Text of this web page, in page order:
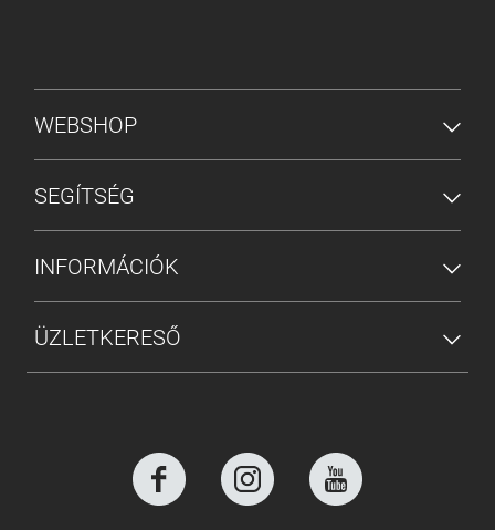
ALSÓ MENÜ
WEBSHOP
SEGÍTSÉG
INFORMÁCIÓK
ÜZLETKERESŐ